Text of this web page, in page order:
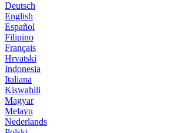
Deutsch
English
Español
Filipino
Français
Hrvatski
Indonesia
Italiana
Kiswahili
Magyar
Melayu
Nederlands